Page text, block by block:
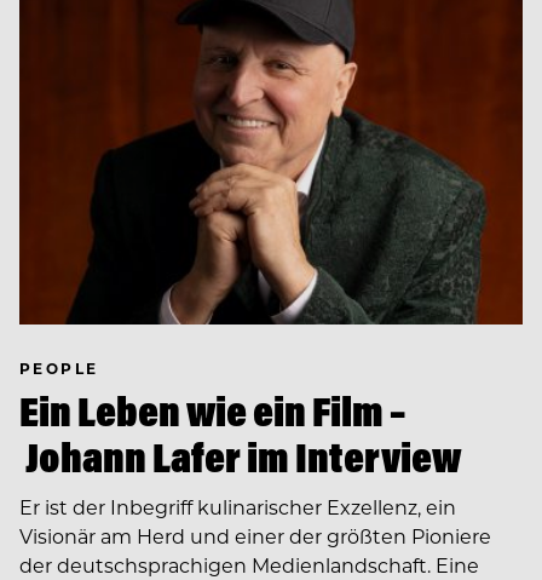
PEOPLE
Ein Leben wie ein Film –
Johann Lafer im Interview
Er ist der Inbegriff kulinarischer Exzellenz, ein
Visionär am Herd und einer der größten Pioniere
der deutschsprachigen Medienlandschaft. Eine